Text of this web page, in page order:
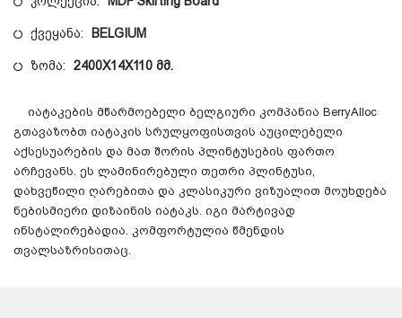
ქვეყანა: BELGIUM
ზომა: 2400X14X110 მმ.
იატაკების მწარმოებელი ბელგიური კომპანია BerryAlloc
გთავაზობთ იატაკის სრულყოფისთვის აუცილებელი
აქსესუარების და მათ შორის პლინტუსების ფართო
არჩევანს. ეს ლამინირებული თეთრი პლინტუსი,
დახვეწილი ღარებითა და კლასიკური ვიზუალით მოუხდება
ნებისმიერი დიზაინის იატაკს. იგი მარტივად
ინსტალირებადია. კომფორტულია წმენდის
თვალსაზრისითაც.